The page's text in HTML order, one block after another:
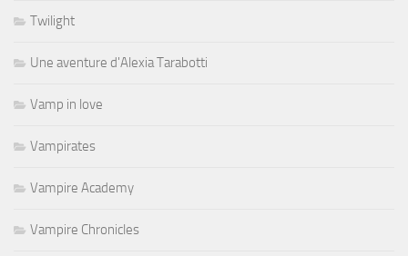
Twilight
Une aventure d'Alexia Tarabotti
Vamp in love
Vampirates
Vampire Academy
Vampire Chronicles